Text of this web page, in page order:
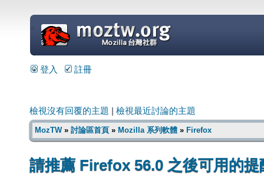
=
登入 註冊
檢視沒有回覆的主題 檢視最近討論的主題
MozTW» 討論區首頁 » Mozilla 系列軟體 » Firefox
請推薦 Firefox 56.0 之後可用的